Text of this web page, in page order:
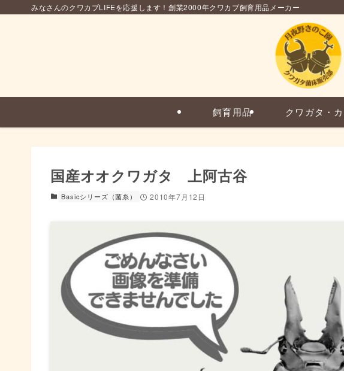
みなさんのクワカブLIFEを応援します！創業2000年クワカブ飼育用品メーカー
飼育用品 クワガタ・
国産オオクワガタ 上阿古谷
Basicシリーズ（菌糸） 2010年7月12日